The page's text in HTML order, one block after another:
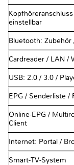
einstellbar
Bluetooth: Zubehör
Cardreader / LAN /
USB: 2.0 / 3.0 /
EPG / Senderliste /
Online-EPG /
Client
Internet: Portal /
Smart-TV-System